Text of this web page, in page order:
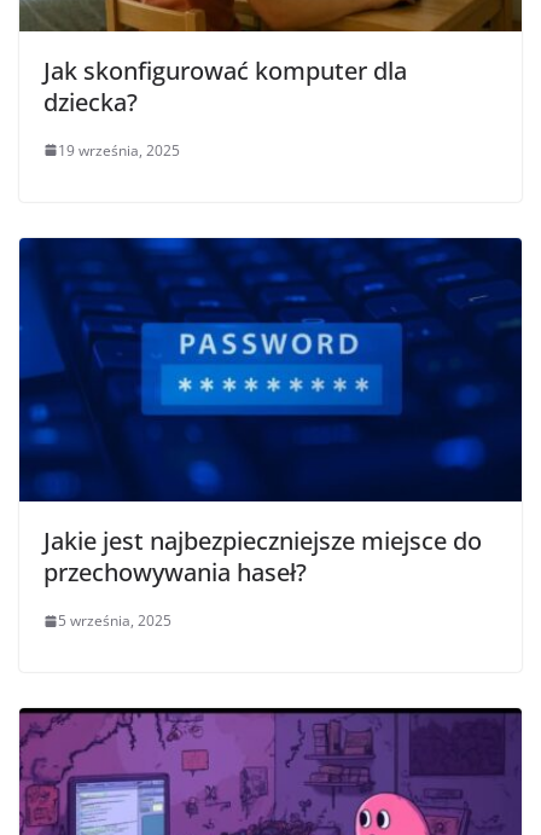
Jak skonfigurować komputer dla
dziecka?
19 września, 2025
Jakie jest najbezpieczniejsze miejsce do
przechowywania haseł?
5 września, 2025